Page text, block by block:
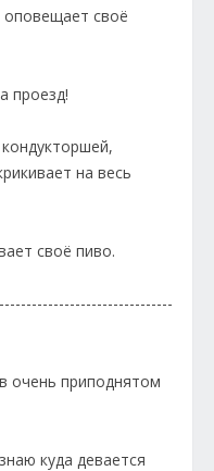
оповещает своё
проезд!
на весь
своё пиво.
очень приподнятом
куда девается